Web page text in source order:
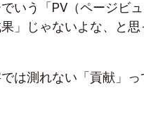
いう「PV（ページビュ
」じゃないよな、と思
は測れない「貢献」っ